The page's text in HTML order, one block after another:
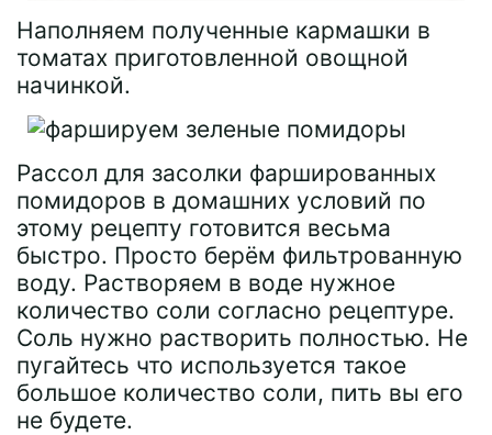
Наполняем полученные кармашки в
томатах приготовленной овощной
начинкой.
Рассол для засолки фаршированных
помидоров в домашних условий по
этому рецепту готовится весьма
быстро. Просто берём фильтрованную
воду. Растворяем в воде нужное
количество соли согласно рецептуре.
Соль нужно растворить полностью. Не
пугайтесь что используется такое
большое количество соли, пить вы его
не будете.